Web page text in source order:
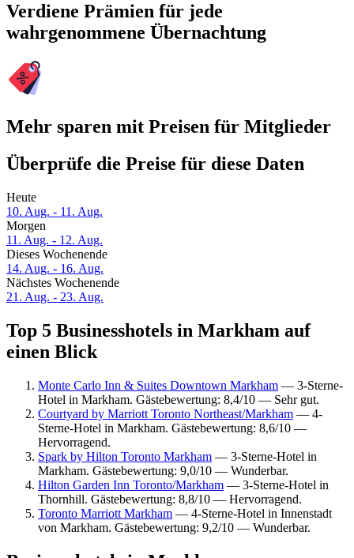
Verdiene Prämien für jede
wahrgenommene Übernachtung
Mehr sparen mit Preisen für Mitglieder
Überprüfe die Preise für diese Daten
Heute
10. Aug. - 11. Aug.
Morgen
11. Aug. - 12. Aug.
Dieses Wochenende
14. Aug. - 16. Aug.
Nächstes Wochenende
21. Aug. - 23. Aug.
Top 5 Businesshotels in Markham auf
einen Blick
Monte Carlo Inn & Suites Downtown Markham — 3-Sterne-
Hotel in Markham. Gästebewertung: 8,4/10 — Sehr gut.
Courtyard by Marriott Toronto Northeast/Markham — 4-
Sterne-Hotel in Markham. Gästebewertung: 8,6/10 —
Hervorragend.
Spark by Hilton Toronto Markham — 3-Sterne-Hotel in
Markham. Gästebewertung: 9,0/10 — Wunderbar.
Hilton Garden Inn Toronto/Markham — 3-Sterne-Hotel in
Thornhill. Gästebewertung: 8,8/10 — Hervorragend.
Toronto Marriott Markham — 4-Sterne-Hotel in Innenstadt
von Markham. Gästebewertung: 9,2/10 — Wunderbar.